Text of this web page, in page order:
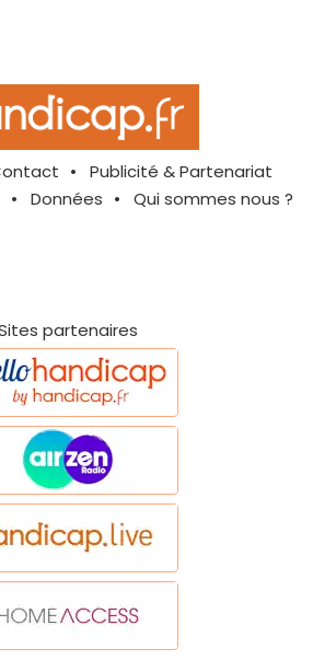
Publicité & Partenariat
Données Qui sommes nous ?
partenaires